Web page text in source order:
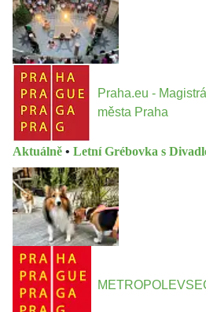
Praha.eu -
města Praha
Aktuálně • Letní Grébovka s